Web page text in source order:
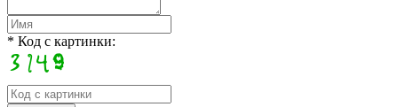
* Код с картинки: